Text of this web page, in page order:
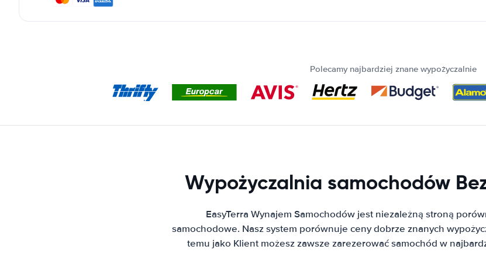
Polecamy najbardziej znane wypożyczalnie
Wypożyczalnia samochodów
EasyTerra Wynajem Samochodów jest niezależną stroną
samochodowe. Nasz system porównuje ceny dobrze znanych
temu jako Klient możesz zawsze zarezerować samochód w